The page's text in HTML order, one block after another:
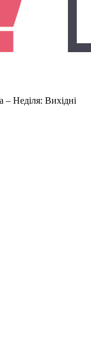
– Неділя: Вихідні